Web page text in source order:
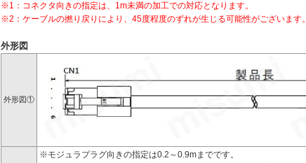
※1：コネクタ向きの指定は、1m未満の加工での対応となります。
※2：ケーブルの撚り戻りにより、45度程度のずれが生じる可能性がございます。
外形図
外形図①
※モジュラプラグ向きの指定は0.2～0.9mまでです。